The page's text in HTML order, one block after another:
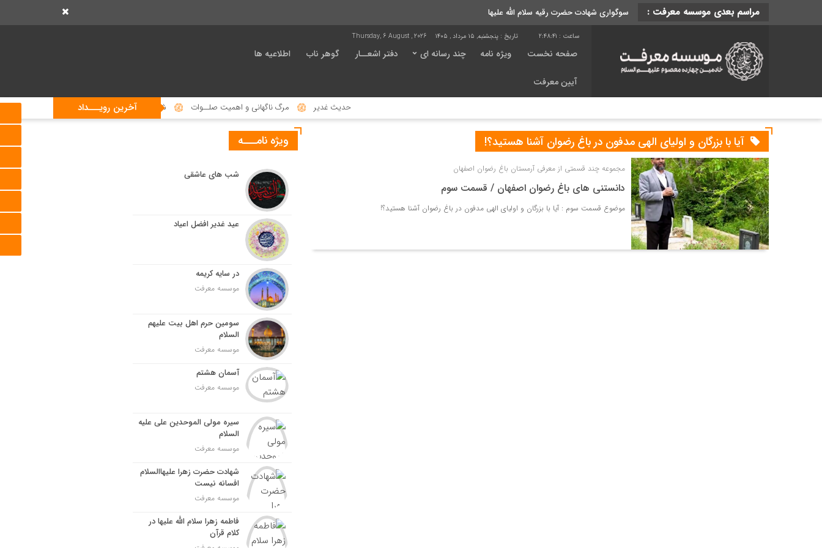
مراسم بعدی موسسه معرفت : سوگواری شهادت حضرت رقیه سلام الله علیها
2:48:41 تاریخ : پنجشنبه, ۱۵ مرداد , ۱۴۰۵ Thursday, 6 August , 2026
صفحه نخست ویژه نامه چند رسانه ای دفتر اشعــار گوهر ناب اطلاعیه ها
آیین معرفت
آخرین رویـــداد حدیث غدیر مرگ ناگهانی و اهمیت صلــوات شما به سوی ما می آیی! شکـایت گنجشک
آیا با بزرگان و اولیای الهی مدفون در باغ رضوان آشنا هستید؟!
مجموعه چند قسمتی از معرفی آرمستان باغ رضوان اصفهان
دانستنی های باغ رضوان اصفهان / قسمت سوم
موضوع قسمت سوم : آیا با بزرگان و اولیای الهی مدفون در باغ رضوان آشنا هستید؟!
ویژه نامـــه
شب های عاشقی
عید غدیر افضل اعیاد
در سایه کریمه
موسسه معرفت
سومین حرم اهل بیت علیهم
السلام
موسسه معرفت
آسمان هشتم
موسسه معرفت
سیره مولی الموحدین علی علیه
السلام
موسسه معرفت
شهادت حضرت زهرا علیهاالسلام
افسانه نیست
موسسه معرفت
فاطمه زهرا سلام الله علیها در
کلام قرآن